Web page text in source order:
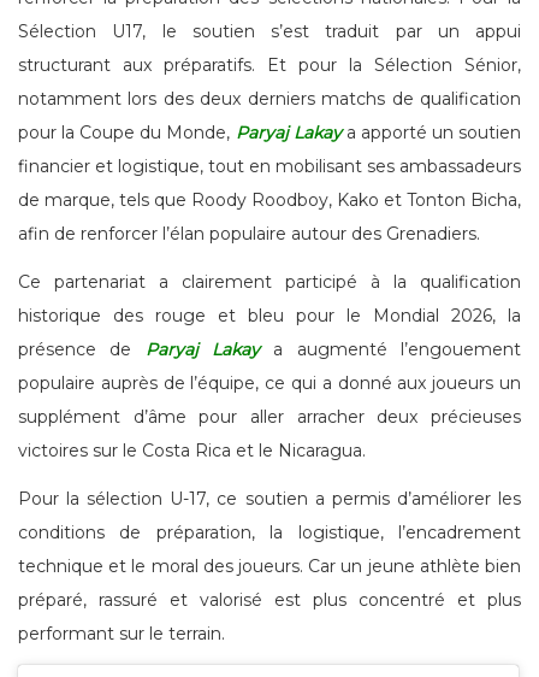
Sélection U17, le soutien s’est traduit par un appui
structurant aux préparatifs. Et pour la Sélection Sénior,
notamment lors des deux derniers matchs de qualification
pour la Coupe du Monde, Paryaj Lakaya apporté un soutien
financier et logistique, tout en mobilisant ses ambassadeurs
de marque, tels que Roody Roodboy, Kako et Tonton Bicha,
afin de renforcer l’élan populaire autour des Grenadiers.
Ce partenariat a clairement participé à la qualification
historique des rouge et bleu pour le Mondial 2026, la
présence de Paryaj Lakaya augmenté l’engouement
populaire auprès de l’équipe, ce qui a donné aux joueurs un
supplément d’âme pour aller arracher deux précieuses
victoires sur le Costa Rica et le Nicaragua.
Pour la sélection U-17, ce soutien a permis d’améliorer les
conditions de préparation, la logistique, l’encadrement
technique et le moral des joueurs. Car un jeune athlète bien
préparé, rassuré et valorisé est plus concentré et plus
performant sur le terrain.